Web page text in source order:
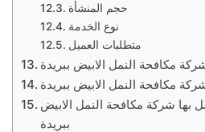
حجم المنشأة
نوع الخدمة
متطلبات العميل
مكافحة النمل الابيض ببريدة
مكافحة النمل الابيض ببريدة
بها شركة مكافحة النمل الابيض
ببريدة